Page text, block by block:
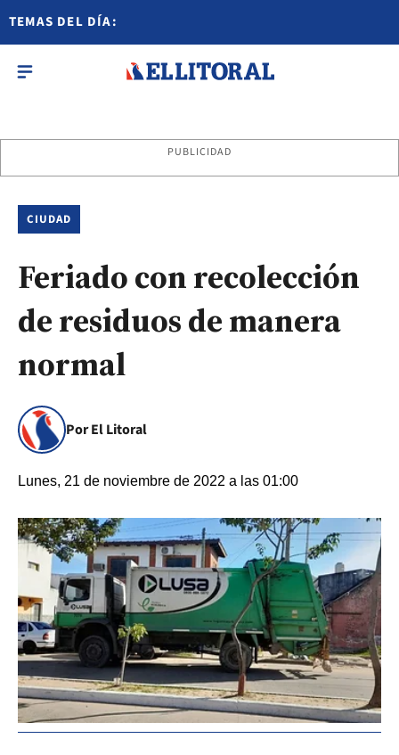
TEMAS DEL DÍA:
PUBLICIDAD
CIUDAD
Feriado con recolección
de residuos de manera
normal
Por El Litoral
Lunes, 21 de noviembre de 2022 a las 01:00